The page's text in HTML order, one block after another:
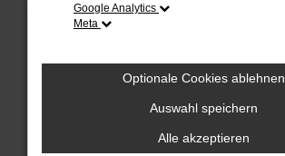
Beim Laden ist ein Fehler aufgetreten.
Internetverbindung.
Google Analytics
Meta
Optionale Cookies ablehnen
Auswahl speichern
Alle akzeptieren